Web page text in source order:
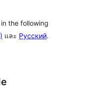
the following
และ Русский.